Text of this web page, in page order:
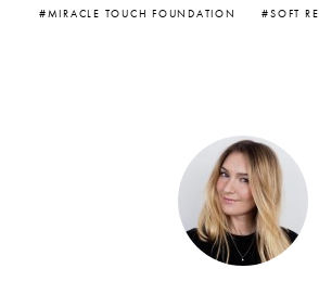
MIRACLE TOUCH FOUNDATION SOFT